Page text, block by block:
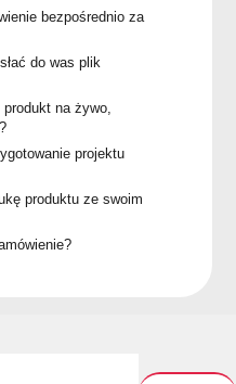
bezpośrednio za
do was plik
na żywo,
projektu
produktu ze swoim